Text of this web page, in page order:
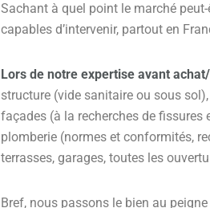
Sachant à quel point le marché
capables d’intervenir, partout en
Lors de notre expertise avant
structure (vide sanitaire ou sous
façades (à la recherches de fissures
plomberie (normes et conformités,
terrasses, garages, toutes les
Bref, nous passons le bien au